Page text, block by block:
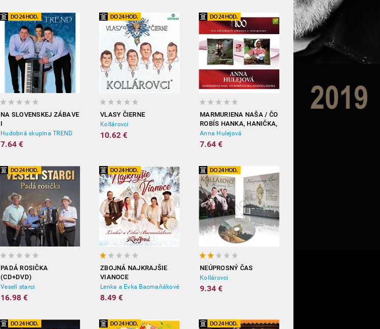
NA SLOVENSKEJ ZÁBAVE
I
Hudobná skupina TREND
7.64 €
VLASY ČIERNE
Kollárovci
10.62 €
MARMURIENA NAŠA / ČO
ROBÍS HANKA, HANIČKA,
HANKA
Anna Hulejová
7.64 €
PADÁ ROSIČKA
(CD+DVD)
Veselí starci
16.98 €
ZBOJNÁ NAJKRAJŠIE
VIANOCE
Lenka a Evka Bacmaňákové
8.49 €
NEÚPROSNÝ ČAS
Kollárovci
9.34 €